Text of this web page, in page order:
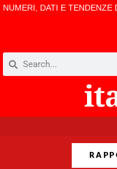
NUMERI, DATI E TENDENZE